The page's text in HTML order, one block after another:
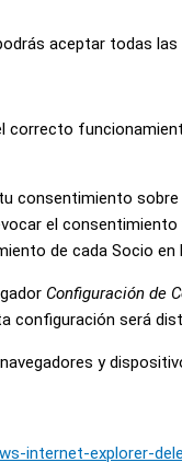
aceptar todas
consentimiento
el
de cada Socio
Configuración de
configuración será
y
internet-explorer-